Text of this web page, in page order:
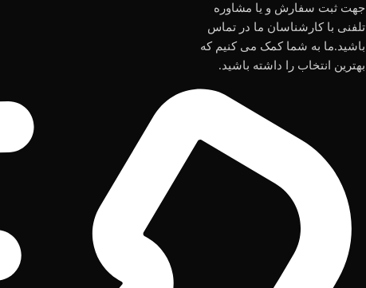
جهت ثبت سفارش و یا مشاوره
تلفنی با کارشناسان ما در تماس
باشید.ما به شما کمک می کنیم که
بهترین انتخاب را داشته باشید.